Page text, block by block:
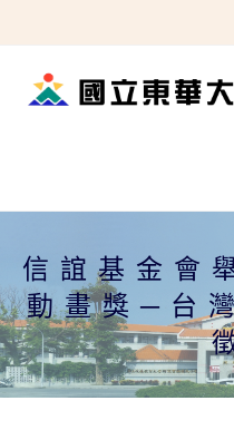
轉
信誼基金會
動畫獎─台